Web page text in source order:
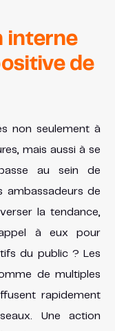
interne
de
non seulement à
mais aussi à se
au sein de
ambassadeurs de
la tendance,
à eux pour
du public ? Les
de multiples
rapidement
Une action